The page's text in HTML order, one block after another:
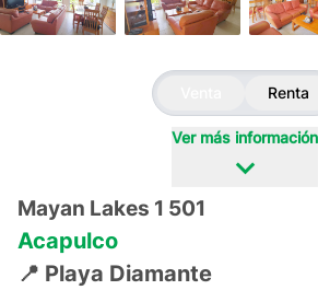
Renta
Ver más información
Mayan Lakes 1 501
Acapulco
📍 Playa Diamante